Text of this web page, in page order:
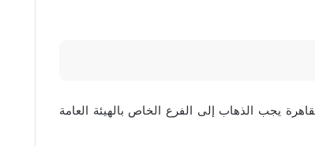
يجب الذهاب إلى الفرع الخاص بالهيئة العامة